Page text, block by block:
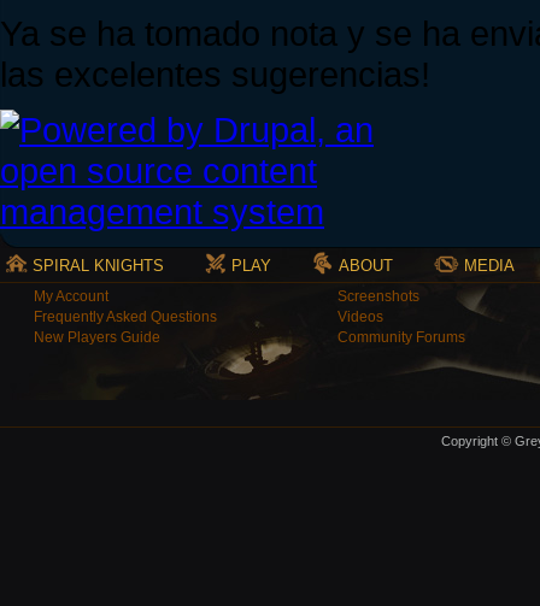
Ya se ha tomado nota y se ha
las excelentes sugerencias!
SPIRAL KNIGHTS PLAY ABOUT MEDIA
My Account
Frequently Asked Questions
New Players Guide
Screenshots
Videos
Community Forums
Copyright ©